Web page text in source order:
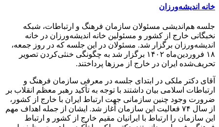
خانه اندیشه‌ورزان
جلسه هم‌اندیشی مسئولان سازمان فرهنگ و ارتباطات، شبکه
نخبگانی خارج از کشور و مسئولین خانه اندیشه‌ورزان در خانه
اندیشه‌ورزان برگزار شد. مسئولان در این جلسه که در روز جمعه،
۱۸ فروردین‌ماه ۱۴۰۲ برگزار شد به چگونگی خنثی‌کردن تصویر
تحریف‌شده ایران در خارج از مرزها پرداختند.
آقای دکتر ملکی در ابتدای جلسه در معرفی سازمان فرهنگ و
ارتباطات اسلامی بیان داشتند با توجه ‌به تأکید رهبر معظم انقلاب بر
ضرورت وجود چنین سازمانی جهت ارتباط ایران با خارج از کشور،
از سال ۷۴ فعالیت این سازمان آغاز شد. ایشان از جمله اهداف مهم
این سازمان را ارتباط با ایرانیان مقیم خارج از کشور و ارتباط